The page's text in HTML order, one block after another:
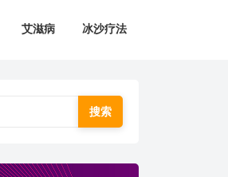
艾滋病 冰沙疗法
搜索